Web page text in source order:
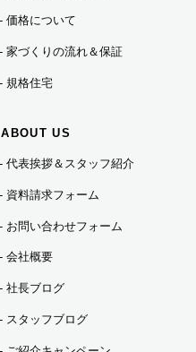
価格について
家づくりの流れ＆保証
規格住宅
ABOUT US
代表挨拶＆スタッフ紹介
資料請求フォーム
お問い合わせフォーム
会社概要
社長ブログ
スタッフブログ